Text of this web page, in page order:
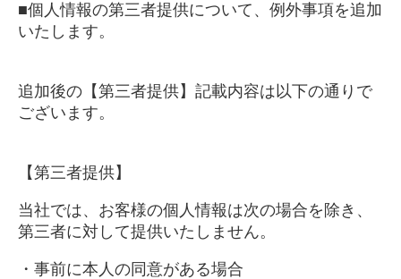
■個人情報の第三者提供について、例外事項を追加
いたします。
追加後の【第三者提供】記載内容は以下の通りで
ございます。
【第三者提供】
当社では、お客様の個人情報は次の場合を除き、
第三者に対して提供いたしません。
・事前に本人の同意がある場合